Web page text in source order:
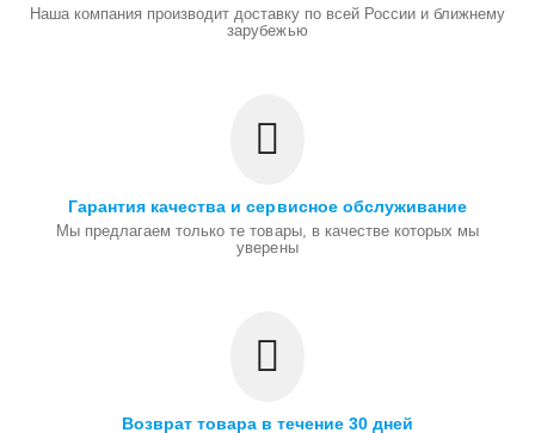
Наша компания производит доставку по всей России и ближнему
зарубежью
Гарантия качества и сервисное обслуживание
Мы предлагаем только те товары, в качестве которых мы
уверены
Возврат товара в течение 30 дней